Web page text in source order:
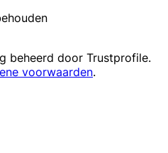
beheerd door Trustprofile.
voorwaarden.